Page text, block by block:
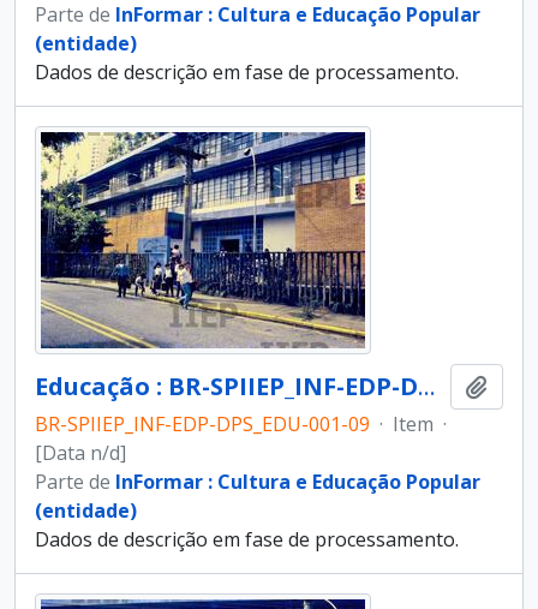
Parte de InFormar : Cultura e Educação Popular
(entidade)
Dados de descrição em fase de processamento.
Educação : BR-SPIIEP_INF-EDP-DPS_EDU-001-09 [diapositivo]
BR-SPIIEP_INF-EDP-DPS_EDU-001-09 · Item ·
[Data n/d]
Parte de InFormar : Cultura e Educação Popular
(entidade)
Dados de descrição em fase de processamento.